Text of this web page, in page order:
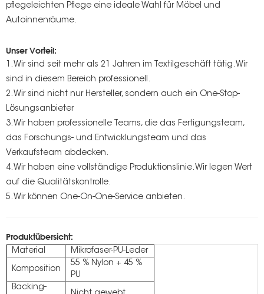
pflegeleichten Pflege eine ideale Wahl für Möbel und
Autoinnenräume.
Unser Vorteil:
1. Wir sind seit mehr als 21 Jahren im Textilgeschäft tätig. Wir
sind in diesem Bereich professionell.
2. Wir sind nicht nur Hersteller, sondern auch ein One-Stop-
Lösungsanbieter
3. Wir haben professionelle Teams, die das Fertigungsteam,
das Forschungs- und Entwicklungsteam und das
Verkaufsteam abdecken.
4. Wir haben eine vollständige Produktionslinie. Wir legen Wert
auf die Qualitätskontrolle.
5. Wir können One-On-One-Service anbieten.
Produktübersicht:
Material Mikrofaser-PU-Leder
Komposition
55 % Nylon + 45 %
PU
Backing-